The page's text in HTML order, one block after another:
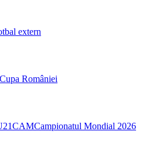
extern
Cupa României
CAMCampionatul Mondial 2026